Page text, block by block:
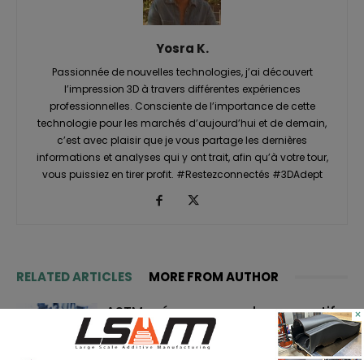
Yosra K.
Passionnée de nouvelles technologies, j’ai découvert
l’impression 3D à travers différentes expériences
professionnelles. Consciente de l’importance de cette
technologie pour les marchés d’aujourd’hui et de demain,
c’est avec plaisir que je vous partage les dernières
informations et analyses qui y ont trait, afin qu’à votre tour,
vous puissiez en tirer profit. #Restezconnectés #3DAdept
RELATED ARTICLES MORE FROM AUTHOR
ASTM prépare un cadre normatif
pour les pièces céramiques
imprimées en 3D
×